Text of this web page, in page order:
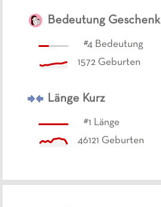
Bedeutung Geschenk
#4 Bedeutung
1572 Geburten
Länge Kurz
#1 Länge
46121 Geburten